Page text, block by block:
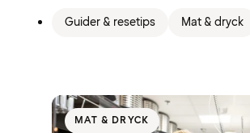
Guider & resetips Mat & dryck
MAT & DRYCK